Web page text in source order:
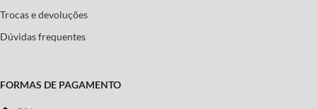
Trocas e devoluções
Dúvidas frequentes
FORMAS DE PAGAMENTO